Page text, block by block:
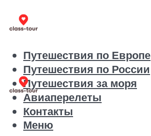
Путешествия по Европе
Путешествия по России
Путешествия за моря
Авиаперелеты
Контакты
Меню